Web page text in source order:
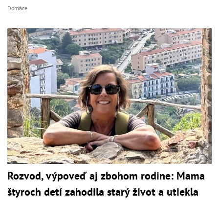
Domáce
Rozvod, výpoveď aj zbohom rodine: Mama
štyroch detí zahodila starý život a utiekla